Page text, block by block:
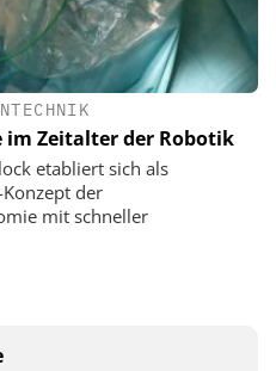
im Zeitalter der Robotik
etabliert sich als
der
mit schneller